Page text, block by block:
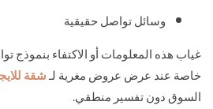
وسائل تواصل حقيقية
غياب هذه المعلومات أو الاكتفاء
خاصة عند عرض عروض مغرية لـشقة
السوق دون تفسير منطقي.